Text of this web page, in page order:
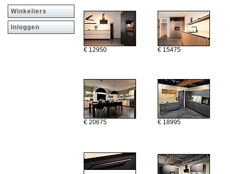
Winkeliers
Inloggen
€ 12950 € 15475
€ 20675 € 18995